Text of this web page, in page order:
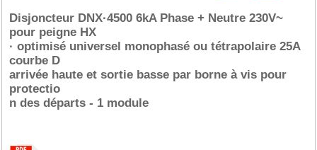
Disjoncteur DNX·4500 6kA Phase + Neutre 230V~
pour peigne HX
· optimisé universel monophasé ou tétrapolaire 25A
courbe D
arrivée haute et sortie basse par borne à vis pour
protectio
n des départs - 1 module